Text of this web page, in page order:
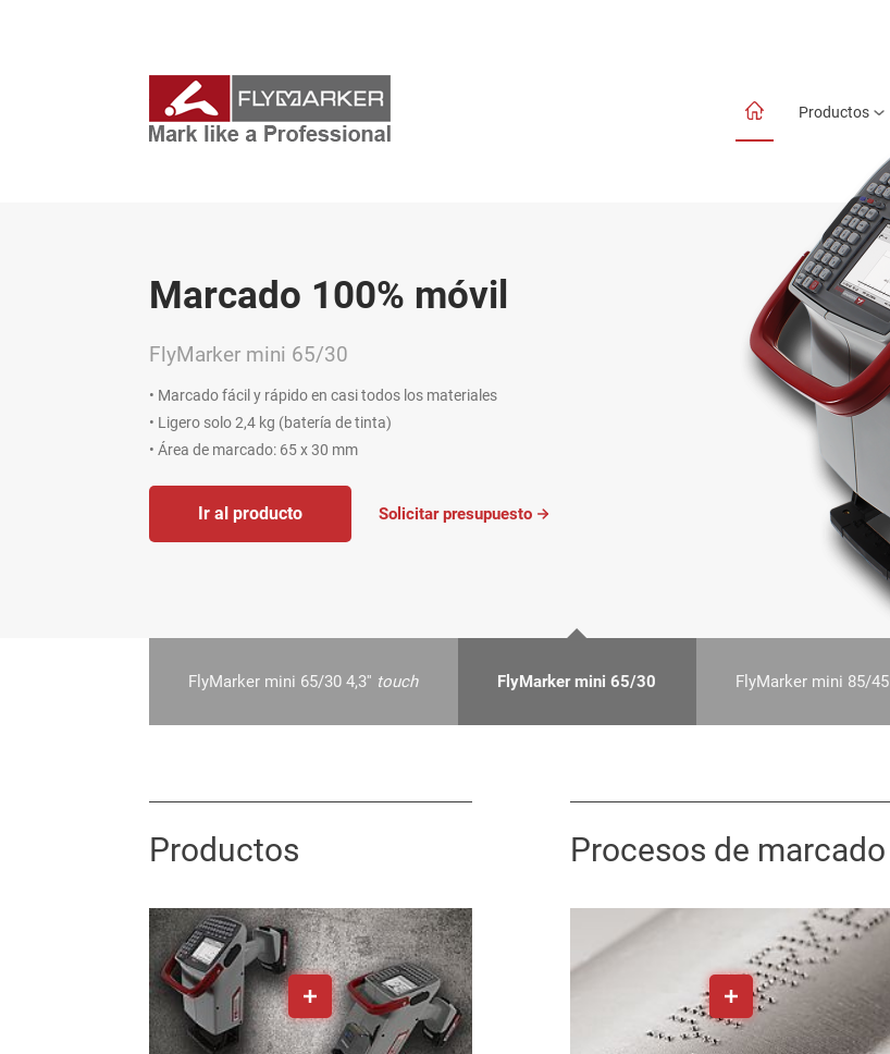
Productos
Marcado 100% móvil
FlyMarker mini 65/30
• Marcado fácil y rápido en casi todos los materiales
• Ligero solo 2,4 kg (batería de tinta)
• Área de marcado: 65 x 30 mm
Ir al producto Solicitar presupuesto
FlyMarker mini 65/30 4,3'' touch FlyMarker mini 65/30 FlyMarker mini 85/45
Productos Procesos de marcado